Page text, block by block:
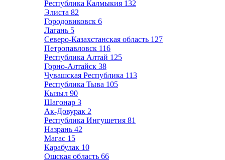
Республика Калмыкия 132
Элиста 82
Городовиковск 6
Лагань 5
Северо-Казахстанская область 127
Петропавловск 116
Республика Алтай 125
Горно-Алтайск 38
Чувашская Республика 113
Республика Тыва 105
Кызыл 90
Шагонар 3
Ак-Довурак 2
Республика Ингушетия 81
Назрань 42
Магас 15
Карабулак 10
Ошская область 66